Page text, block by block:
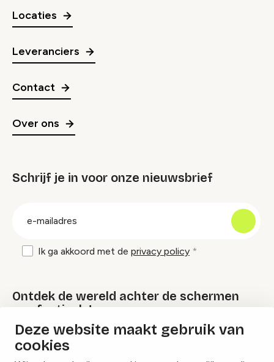
Deze website maakt gebruik van
cookies
Locaties
Leveranciers
Contact
Over ons
Schrijf je in voor onze nieuwsbrief
Ik ga akkoord met de privacy policy
Ontdek de wereld achter de schermen
van festivals!
Lees onze Festival Specials